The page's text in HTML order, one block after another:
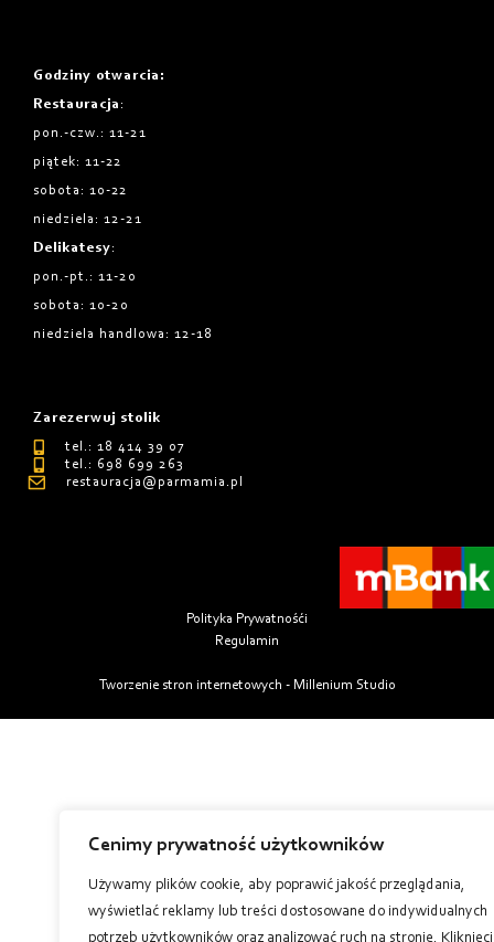
Cenimy prywatność użytkowników
Używamy plików cookie, aby poprawić jakość przeglądania,
wyświetlać reklamy lub treści dostosowane do indywidualnych
potrzeb użytkowników oraz analizować ruch na stronie.
Godziny otwarcia :
Restauracja :
pon.-czw.: 11-21
piątek: 11-22
sobota: 10-22
niedziela: 12-21
Delikatesy:
pon.-pt.: 11-20
sobota: 10-20
niedziela handlowa: 12-18
Zarezerwuj stolik
tel.: 18 414 39 07
tel.: 698 699 263
restauracja@parmamia.pl
Polityka Prywatnośći
Regulamin
Tworzenie stron internetowych - Millenium Studio